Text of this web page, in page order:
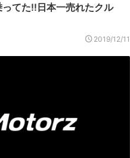
てた!!日本一売れたクル
2019/12/11